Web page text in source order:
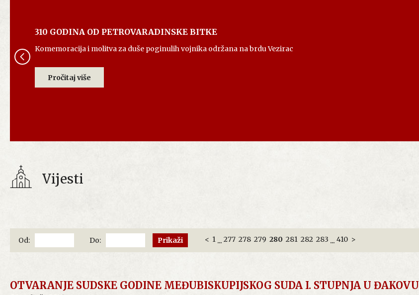
310 GODINA OD PETROVARADINSKE BITKE
Komemoracija i molitva za duše poginulih vojnika održana na brdu Vezirac
Pročitaj više
Vijesti
Od: Do: < 1 ... 277 278 279 280 281 282 283 ... 410 >
OTVARANJE SUDSKE GODINE MEĐUBISKUPIJSKOG SUDA I. STUPNJA U ĐAKOVU